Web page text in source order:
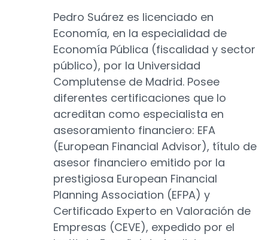
Pedro Suárez es licenciado en
Economía, en la especialidad de
Economía Pública (fiscalidad y sector
público), por la Universidad
Complutense de Madrid. Posee
diferentes certificaciones que lo
acreditan como especialista en
asesoramiento financiero: EFA
(European Financial Advisor), título de
asesor financiero emitido por la
prestigiosa European Financial
Planning Association (EFPA) y
Certificado Experto en Valoración de
Empresas (CEVE), expedido por el